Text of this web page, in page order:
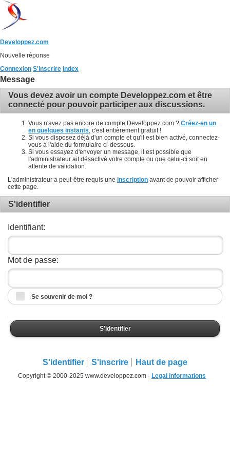
Developpez.com
Nouvelle réponse
Connexion S'inscrire Index
Message
Vous devez avoir un compte Developpez.com et être
connecté pour pouvoir participer aux discussions.
Vous n'avez pas encore de compte Developpez.com ? Créez-en un
en quelques instants , c'est entièrement gratuit !
Si vous disposez déjà d'un compte et qu'il est bien activé, connectez-
vous à l'aide du formulaire ci-dessous.
Si vous essayez d'envoyer un message, il est possible que
l'administrateur ait désactivé votre compte ou que celui-ci soit en
attente de validation.
L'administrateur a peut-être requis une inscription avant de pouvoir afficher
cette page.
S'identifier
Identifiant:
Mot de passe:
Se souvenir de moi ?
S'identifier
S'identifier S'inscrire Haut de page
Copyright © 2000-2025 www.developpez.com - Legal informations